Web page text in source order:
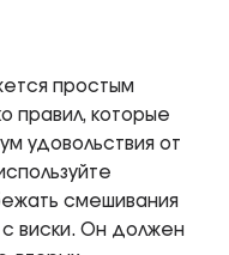
простым
правил, которые
удовольствия от
смешивания
с виски. Он должен